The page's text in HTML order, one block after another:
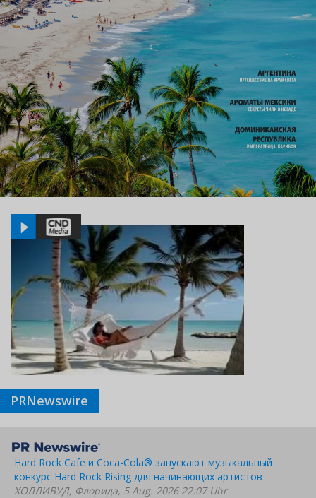
PRNewswire
Hard Rock Cafe и Coca-Cola® запускают музыкальный
конкурс Hard Rock Rising для начинающих артистов
ХОЛЛИВУД, Флорида, 5 Aug. 2026 22:07 Uhr